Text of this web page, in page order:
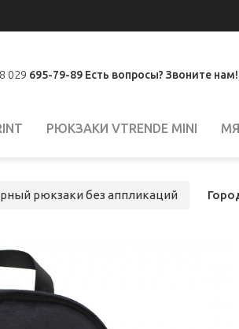
8 029 695-79-89 Есть вопросы? Звоните нам!
РЮКЗАКИ VTRENDE MINI
рюкзаки без аппликаций